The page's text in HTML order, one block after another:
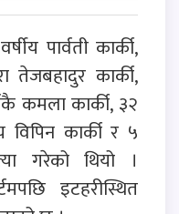
पार्वती कार्की,
तेजबहादुर कार्की,
कमला कार्की, ३२
विपिन कार्की र ५
गरेको थियो ।
इटहरीस्थित